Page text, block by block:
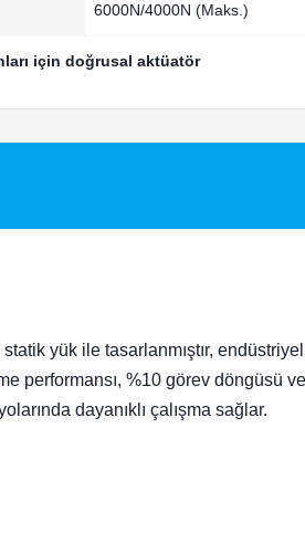
6000N/4000N (Maks.)
için doğrusal aktüatör
yük ile tasarlanmıştır, endüstriyel
performansı, %10 görev döngüsü ve
dayanıklı çalışma sağlar.